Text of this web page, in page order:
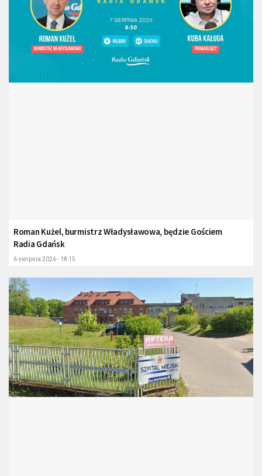
Roman Kużel, burmistrz Władysławowa, będzie Gościem
Radia Gdańsk
6 sierpnia 2026 - 18:15